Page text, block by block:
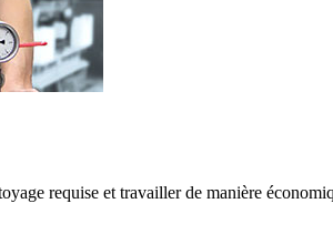
requise et travailler de manière